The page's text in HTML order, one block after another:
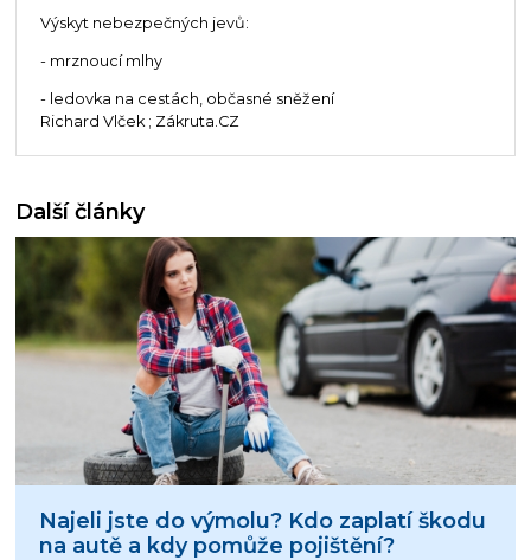
Výskyt nebezpečných jevů:
- mrznoucí mlhy
- ledovka na cestách, občasné sněžení
Richard Vlček ; Zákruta.CZ
Další články
Najeli jste do výmolu? Kdo zaplatí škodu
na autě a kdy pomůže pojištění?